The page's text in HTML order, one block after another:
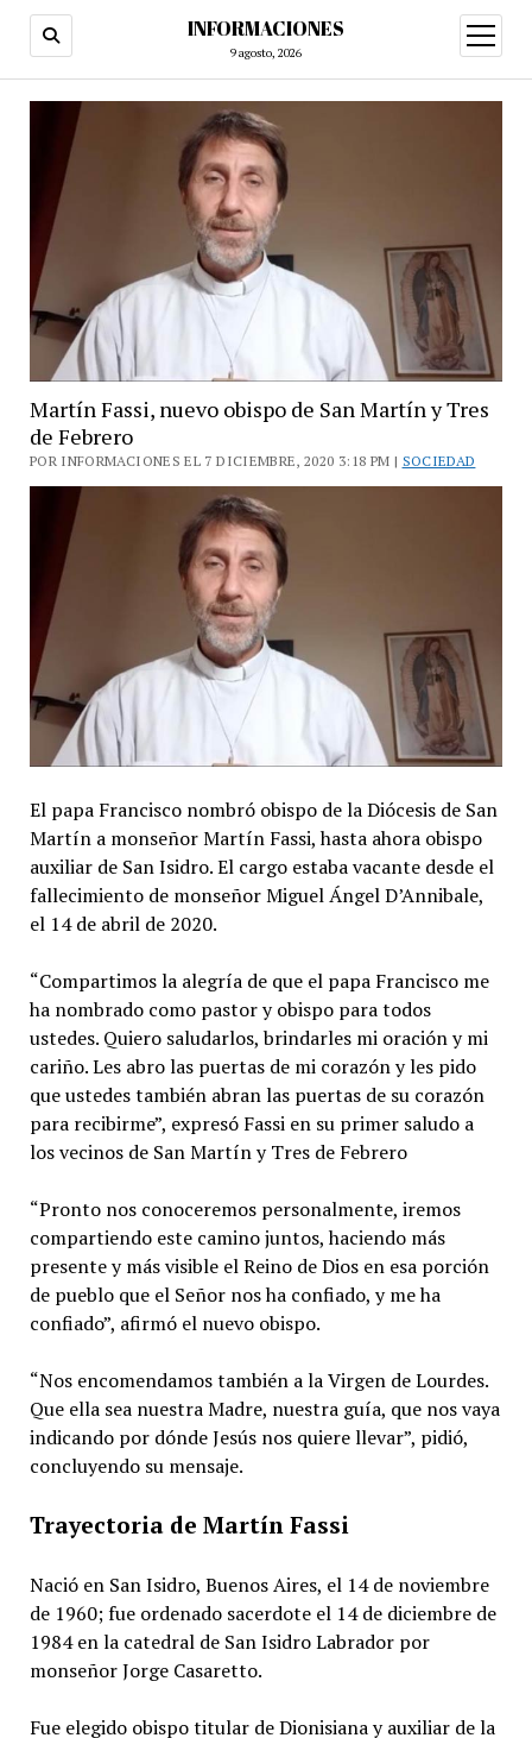
INFORMACIONES
9 agosto, 2026
abrir
menú
Martín Fassi, nuevo obispo de San Martín y Tres
de Febrero
POR INFORMACIONES EL 7 DICIEMBRE, 2020 3:18 PM | SOCIEDAD
El papa Francisco nombró obispo de la Diócesis de San
Martín a monseñor Martín Fassi, hasta ahora obispo
auxiliar de San Isidro. El cargo estaba vacante desde el
fallecimiento de monseñor Miguel Ángel D’Annibale,
el 14 de abril de 2020.
“Compartimos la alegría de que el papa Francisco me
ha nombrado como pastor y obispo para todos
ustedes. Quiero saludarlos, brindarles mi oración y mi
cariño. Les abro las puertas de mi corazón y les pido
que ustedes también abran las puertas de su corazón
para recibirme”, expresó Fassi en su primer saludo a
los vecinos de San Martín y Tres de Febrero
“Pronto nos conoceremos personalmente, iremos
compartiendo este camino juntos, haciendo más
presente y más visible el Reino de Dios en esa porción
de pueblo que el Señor nos ha confiado, y me ha
confiado”, afirmó el nuevo obispo.
“Nos encomendamos también a la Virgen de Lourdes.
Que ella sea nuestra Madre, nuestra guía, que nos vaya
indicando por dónde Jesús nos quiere llevar”, pidió,
concluyendo su mensaje.
Trayectoria de Martín Fassi
Nació en San Isidro, Buenos Aires, el 14 de noviembre
de 1960; fue ordenado sacerdote el 14 de diciembre de
1984 en la catedral de San Isidro Labrador por
monseñor Jorge Casaretto.
Fue elegido obispo titular de Dionisiana y auxiliar de la